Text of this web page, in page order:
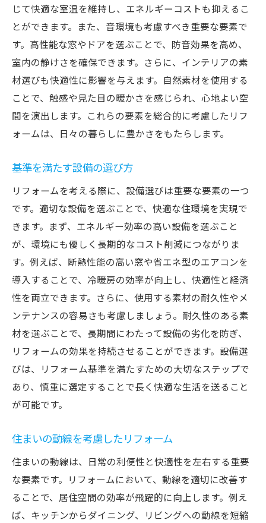
じて快適な室温を維持し、エネルギーコストも抑えるこ
とができます。また、音環境も考慮すべき重要な要素で
す。高性能な窓やドアを選ぶことで、防音効果を高め、
室内の静けさを確保できます。さらに、インテリアの素
材選びも快適性に影響を与えます。自然素材を使用する
ことで、触感や見た目の暖かさを感じられ、心地よい空
間を演出します。これらの要素を総合的に考慮したリフ
ォームは、日々の暮らしに豊かさをもたらします。
基準を満たす設備の選び方
リフォームを考える際に、設備選びは重要な要素の一つ
です。適切な設備を選ぶことで、快適な住環境を実現で
きます。まず、エネルギー効率の高い設備を選ぶこと
が、環境にも優しく長期的なコスト削減につながりま
す。例えば、断熱性能の高い窓や省エネ型のエアコンを
導入することで、冷暖房の効率が向上し、快適性と経済
性を両立できます。さらに、使用する素材の耐久性やメ
ンテナンスの容易さも考慮しましょう。耐久性のある素
材を選ぶことで、長期間にわたって設備の劣化を防ぎ、
リフォームの効果を持続させることができます。設備選
びは、リフォーム基準を満たすための大切なステップで
あり、慎重に選定することで長く快適な生活を送ること
が可能です。
住まいの動線を考慮したリフォーム
住まいの動線は、日常の利便性と快適性を左右する重要
な要素です。リフォームにおいて、動線を適切に改善す
ることで、居住空間の効率が飛躍的に向上します。例え
ば、キッチンからダイニング、リビングへの動線を短縮